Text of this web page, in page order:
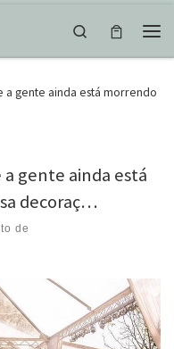
Search
a gente ainda está morrendo
gente ainda está
decoraç…
de